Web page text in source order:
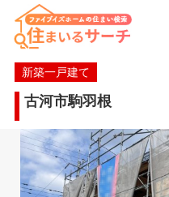
新築一戸建て
古河市駒羽根